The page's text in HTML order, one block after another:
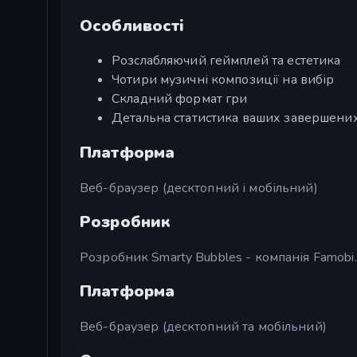
Особливості
Розслабляючий геймплей та естетика
Чотири музичні композиції на вибір
Складний формат гри
Детальна статистика ваших
Платформа
Веб-браузер (десктопний і мобільний)
Розробник
Розробник Smarty Bubbles - компанія Famobi.
Платформа
Веб-браузер (десктопний та мобільний)